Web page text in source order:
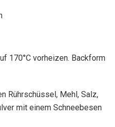
170°C vorheizen. Backform
Rührschüssel, Mehl, Salz,
mit einem Schneebesen